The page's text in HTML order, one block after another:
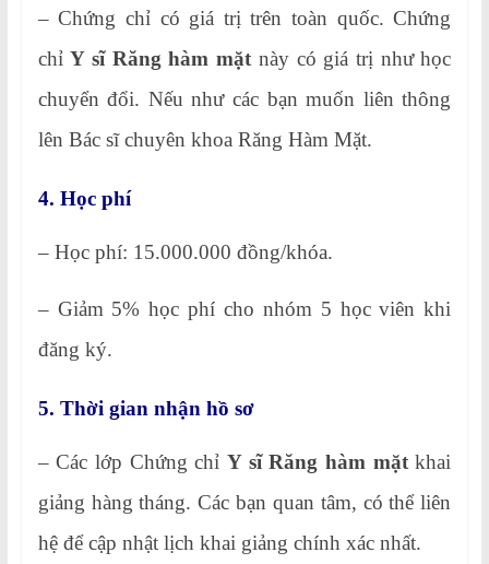
– Chứng chỉ có giá trị trên toàn quốc. Chứng
chỉY sĩ Răng hàm mặt này có giá trị như học
chuyển đổi. Nếu như các bạn muốn liên thông
lên Bác sĩ chuyên khoa Răng Hàm Mặt.
4. Học phí
– Học phí: 15.000.000 đồng/khóa.
– Giảm 5% học phí cho nhóm 5 học viên khi
đăng ký.
5. Thời gian nhận hồ sơ
– Các lớp Chứng chỉ Y sĩ Răng hàm mặtkhai
giảng hàng tháng. Các bạn quan tâm, có thể liên
hệ để cập nhật lịch khai giảng chính xác nhất.